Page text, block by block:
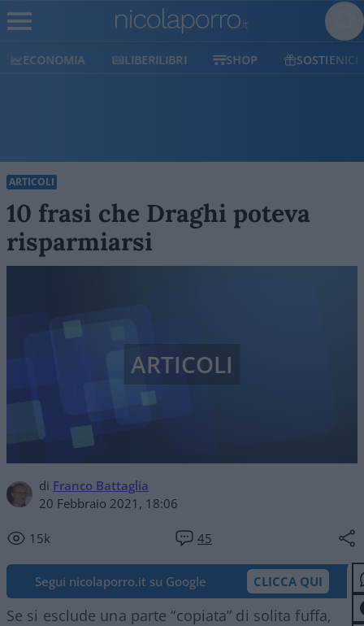
ECONOMIA LIBERILIBRI SHOP SOSTIENICI
ARTICOLI
10 frasi che Draghi poteva
risparmiarsi
di Franco Battaglia
20 Febbraio 2021, 18:06
15k 45
ARTICOLI
Segui nicolaporro.it su Google CLICCA QUI
Se si esclude una parte “copiata” di solita fuffa,